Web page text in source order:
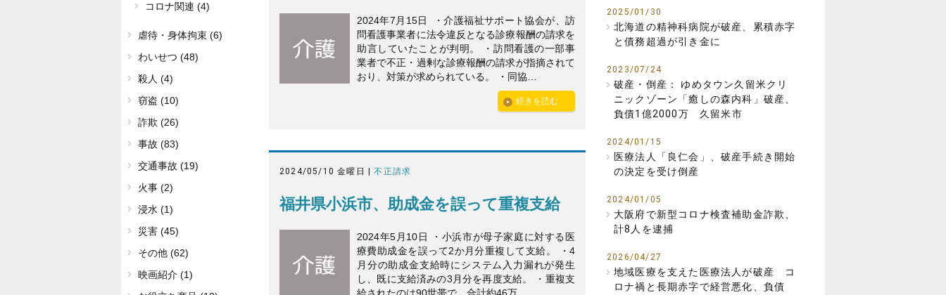
2024年7月15日 ・介護福祉サポート協会が、訪
問看護事業者に法令違反となる診療報酬の請求を
助言していたことが判明。 ・訪問看護の一部事
業者で不正・過剰な診療報酬の請求が指摘されて
おり、対策が求められている。 ・同協…
続きを読む
2024/05/10 金曜日 |不正請求
福井県小浜市、助成金を誤って重複支給
2024年5月10日 ・小浜市が母子家庭に対する医
療費助成金を誤って2か月分重複して支給。 ・4
月分の助成金支給時にシステム入力漏れが発生
し、既に支給済みの3月分を再度支給。 ・重複支
2025/01/30
北海道の精神科病院が破産、累積赤字
と債務超過が引き金に
2023/07/24
破産・倒産： ゆめタウン久留米クリ
ニックゾーン「癒しの森内科」破産、
負債1億2000万 久留米市
2024/01/15
医療法人「良仁会」、破産手続き開始
の決定を受け倒産
2024/01/05
大阪府で新型コロナ検査補助金詐欺、
計8人を逮捕
2026/04/27
地域医療を支えた医療法人が破産 コ
ロナ禍と長期赤字で経営悪化、負債
コロナ関連 (4)
虐待・身体拘束 (6)
わいせつ (48)
殺人 (4)
窃盗 (10)
詐欺 (26)
事故 (83)
交通事故 (19)
火事 (2)
浸水 (1)
災害 (45)
その他 (62)
映画紹介 (1)